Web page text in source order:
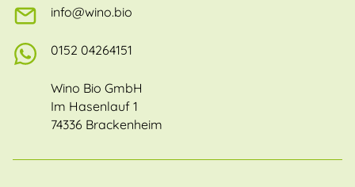
info@wino.bio
0152 04264151
Wino Bio GmbH
Im Hasenlauf 1
74336 Brackenheim